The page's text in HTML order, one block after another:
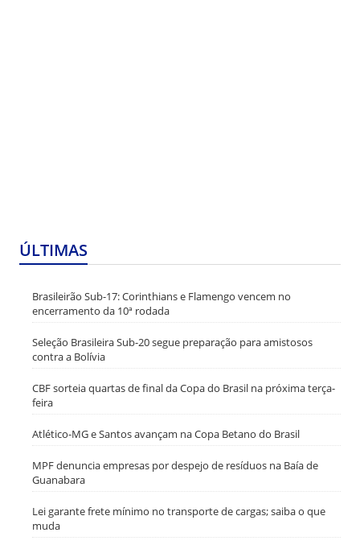
ÚLTIMAS
Brasileirão Sub-17: Corinthians e Flamengo vencem no
encerramento da 10ª rodada
Seleção Brasileira Sub-20 segue preparação para amistosos
contra a Bolívia
CBF sorteia quartas de final da Copa do Brasil na próxima terça-
feira
Atlético-MG e Santos avançam na Copa Betano do Brasil
MPF denuncia empresas por despejo de resíduos na Baía de
Guanabara
Lei garante frete mínimo no transporte de cargas; saiba o que
muda